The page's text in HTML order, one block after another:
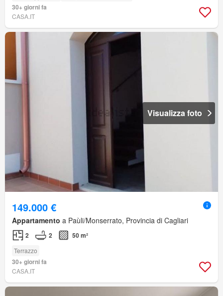
30+ giorni fa
CASA.IT
Visualizza foto
149.000 €
Appartamento a Paùli/Monserrato, Provincia di Cagliari
2 2 50 m²
Terrazzo
30+ giorni fa
CASA.IT